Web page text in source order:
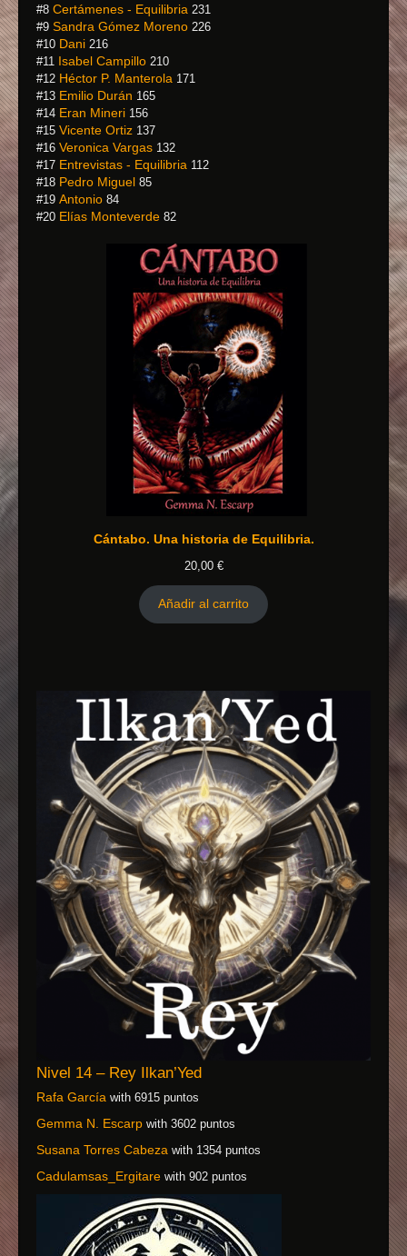
#8 Certámenes - Equilibria 231
#9 Sandra Gómez Moreno 226
#10 Dani 216
#11 Isabel Campillo 210
#12 Héctor P. Manterola 171
#13 Emilio Durán 165
#14 Eran Mineri 156
#15 Vicente Ortiz 137
#16 Veronica Vargas 132
#17 Entrevistas - Equilibria 112
#18 Pedro Miguel 85
#19 Antonio 84
#20 Elías Monteverde 82
Cántabo. Una historia de Equilibria.
20,00 €
Añadir al carrito
Nivel 14 – Rey Ilkan’Yed
Rafa García with 6915 puntos
Gemma N. Escarp with 3602 puntos
Susana Torres Cabeza with 1354 puntos
Cadulamsas_Ergitare with 902 puntos